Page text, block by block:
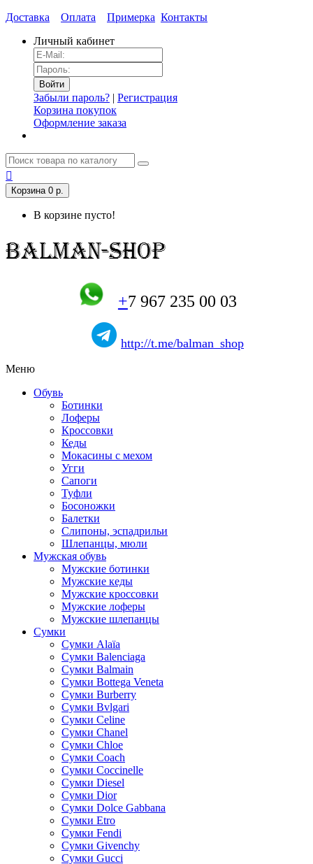
Доставка Оплата Примерка Контакты
Личный кабинет
Забыли пароль? | Регистрация
Корзина покупок
Оформление заказа
Корзина 0 р.
В корзине пусто!
+7 967 235 00 03
http://t.me/balman_shop
Меню
Обувь
Ботинки
Лоферы
Кроссовки
Кеды
Мокасины с мехом
Угги
Сапоги
Туфли
Босоножки
Балетки
Слипоны, эспадрильи
Шлепанцы, мюли
Мужская обувь
Мужские ботинки
Мужские кеды
Мужские кроссовки
Мужские лоферы
Мужские шлепанцы
Сумки
Cумки Alaïa
Сумки Balenciaga
Сумки Balmain
Сумки Bottega Veneta
Сумки Burberry
Сумки Bvlgari
Сумки Celine
Сумки Chanel
Сумки Chloe
Сумки Coach
Сумки Coccinelle
Сумки Diesel
Сумки Dior
Сумки Dolce Gabbana
Сумки Etro
Сумки Fendi
Сумки Givenchy
Сумки Gucci